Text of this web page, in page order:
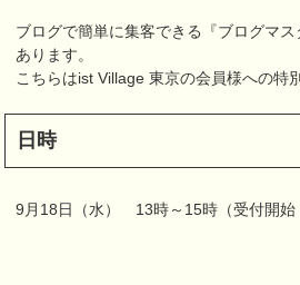
ブログで簡単に集客できる『ブログマ
あります。
こちらはist Village 東京の会員様への特
日時
9月18日（水） 13時～15時（受付開始